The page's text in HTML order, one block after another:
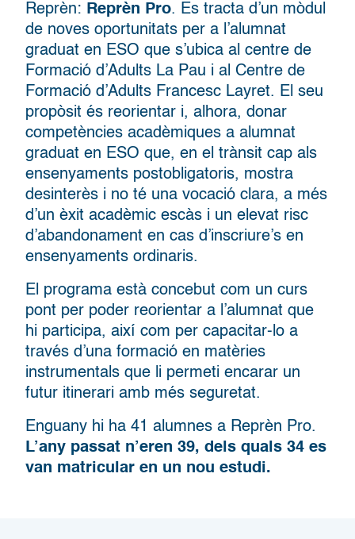
Reprèn: Reprèn Pro. Es tracta d’un mòdul
de noves oportunitats per a l’alumnat
graduat en ESO que s’ubica al centre de
Formació d’Adults La Pau i al Centre de
Formació d’Adults Francesc Layret. El seu
propòsit és reorientar i, alhora, donar
competències acadèmiques a alumnat
graduat en ESO que, en el trànsit cap als
ensenyaments postobligatoris, mostra
desinterès i no té una vocació clara, a més
d’un èxit acadèmic escàs i un elevat risc
d’abandonament en cas d’inscriure’s en
ensenyaments ordinaris.
El programa està concebut com un curs
pont per poder reorientar a l’alumnat que
hi participa, així com per capacitar-lo a
través d’una formació en matèries
instrumentals que li permeti encarar un
futur itinerari amb més seguretat.
Enguany hi ha 41 alumnes a Reprèn Pro.
L’any passat n’eren 39, dels quals 34 es
van matricular en un nou estudi.